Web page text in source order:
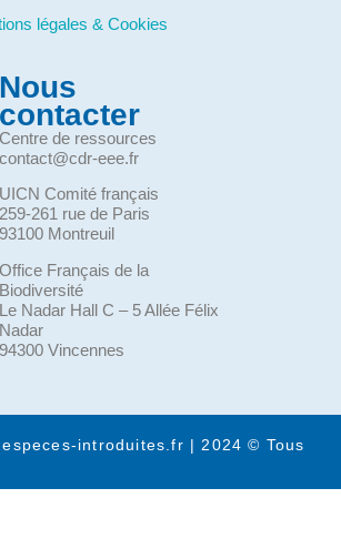
légales & Cookies
Nous
contacter
Centre de ressources
contact@cdr-eee.fr
UICN Comité français
259-261 rue de Paris
93100 Montreuil
Office Français de la
Biodiversité
Le Nadar Hall C – 5 Allée Félix
Nadar
94300 Vincennes
introduites.fr | 2024 © Tous